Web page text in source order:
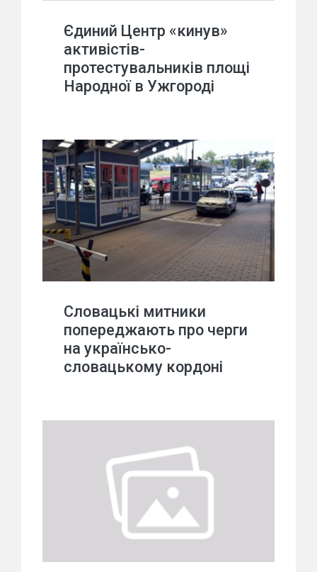
Єдиний Центр «кинув»
активістів-
протестувальників площі
Народної в Ужгороді
Словацькі митники
попереджають про черги
на українсько-
словацькому кордоні